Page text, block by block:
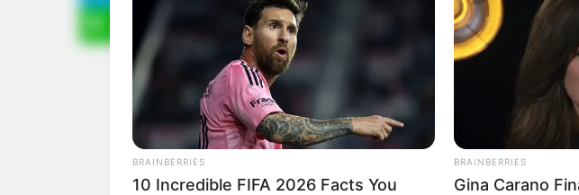
คนวันอาทิตย์
ไพ่ประจำวันของท่าน คือ ไพ่ซ่อนเร้น
BRAINBERRIES
10 Incredible FIFA 2026 Facts You
BRAINBERRIES
Gina Carano
HABERION
Tourists' Alaska Discovery Left Police Speechless!